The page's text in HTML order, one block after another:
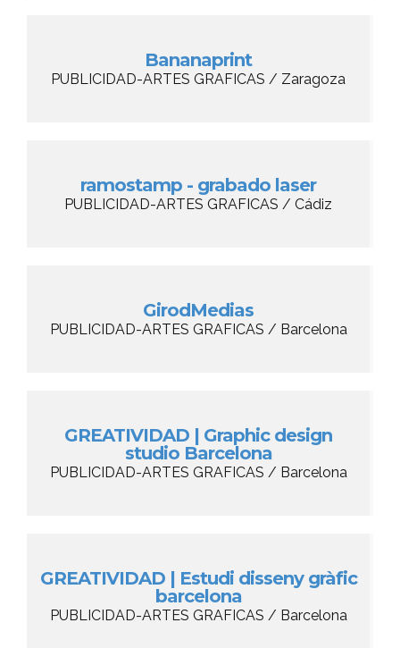
Bananaprint
PUBLICIDAD-ARTES GRAFICAS / Zaragoza
ramostamp - grabado laser
PUBLICIDAD-ARTES GRAFICAS / Cádiz
GirodMedias
PUBLICIDAD-ARTES GRAFICAS / Barcelona
GREATIVIDAD | Graphic design
studio Barcelona
PUBLICIDAD-ARTES GRAFICAS / Barcelona
GREATIVIDAD | Estudi disseny gràfic
barcelona
PUBLICIDAD-ARTES GRAFICAS / Barcelona